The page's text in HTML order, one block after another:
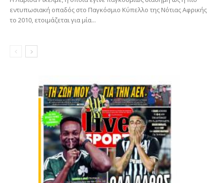
εντυπωσιακή οπαδός στο Παγκόσμιο Κύπελλο της Νότιας Αφρικής
το 2010, ετοιμάζεται για μία...